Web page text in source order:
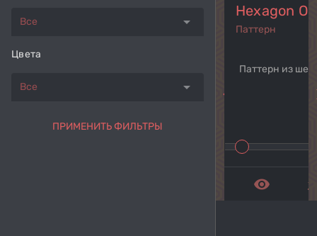
Все arrow_drop_down
Цвета
Все arrow_drop_down
ПРИМЕНИТЬ ФИЛЬТРЫ
navigate_before
Hexagon
Паттерн
Паттерн из
remove_red_eye